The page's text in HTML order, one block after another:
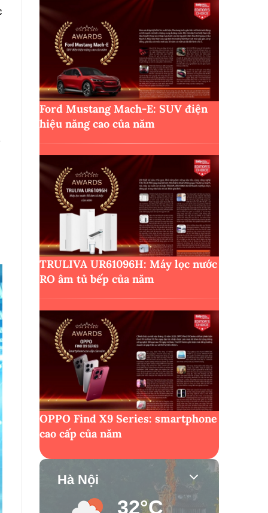
Ford Mustang Mach-E: SUV điện
hiệu năng cao của năm
TRULIVA UR61096H: Máy lọc nước
RO âm tủ bếp của năm
OPPO Find X9 Series: smartphone
cao cấp của năm
Hà Nội
32°C